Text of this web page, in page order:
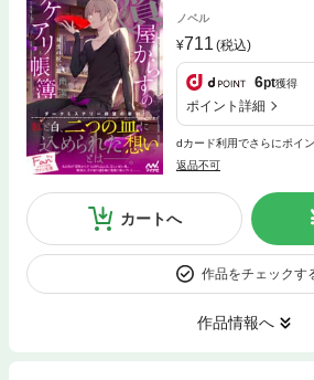
ノベル
711 (税込)
6pt獲得
ポイント詳細
dカード利用でさらにポイ
返品不可
カートへ
作品をチェックす
作品情報へ